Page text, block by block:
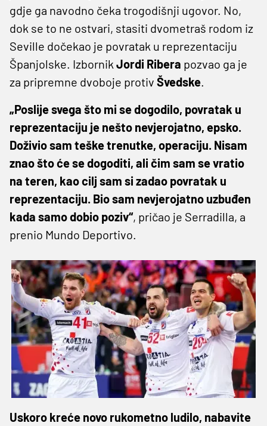
gdje ga navodno čeka trogodišnji ugovor. No,
dok se to ne ostvari, stasiti dvometraš rodom iz
Seville dočekao je povratak u reprezentaciju
Španjolske. Izbornik Jordi Ribera pozvao ga je
za pripremne dvoboje protiv Švedske.
„Poslije svega što mi se dogodilo, povratak u
reprezentaciju je nešto nevjerojatno, epsko.
Doživio sam teške trenutke, operaciju. Nisam
znao što će se dogoditi, ali čim sam se vratio
na teren, kao cilj sam si zadao povratak u
reprezentaciju. Bio sam nevjerojatno uzbuđen
kada samo dobio poziv“, pričao je Serradilla, a
prenio Mundo Deportivo.
Uskoro kreće novo rukometno ludilo, nabavite